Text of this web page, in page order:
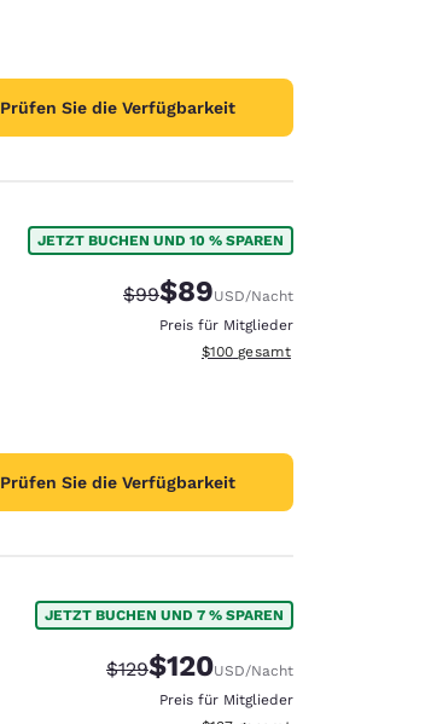
Prüfen Sie die Verfügbarkeit
JETZT BUCHEN UND 10 % SPAREN
Durchgestrichener Preis:
$99Vergünstigter Preis:
$89USD/Nacht
Preis für Mitglieder
Geschätzte Gesamtdetails
$100 gesamt
Prüfen Sie die Verfügbarkeit
JETZT BUCHEN UND 7 % SPAREN
Durchgestrichener Preis:
$129Vergünstigter Preis:
$120USD/Nacht
Preis für Mitglieder